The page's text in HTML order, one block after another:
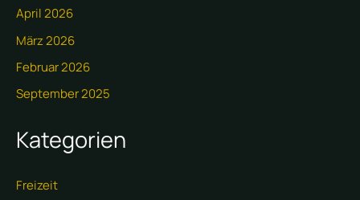
April 2026
März 2026
Februar 2026
September 2025
Kategorien
Freizeit